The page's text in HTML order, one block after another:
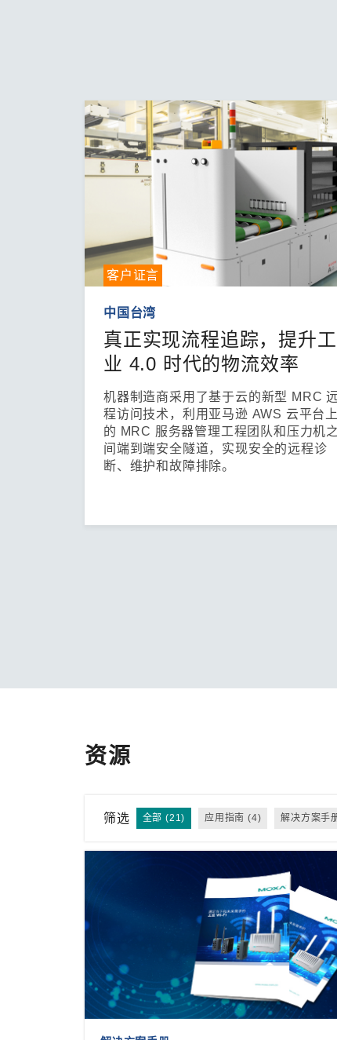
客户证言
中国台湾
真正实现流程追踪，提升工
业 4.0 时代的物流效率
机器制造商采用了基于云的新型 MRC 远
程访问技术，利用亚马逊 AWS 云平台上
的 MRC 服务器管理工程团队和压力机之
间端到端安全隧道，实现安全的远程诊
断、维护和故障排除。
资源
筛选 全部 (21) 应用指南 (4) 解决方案手